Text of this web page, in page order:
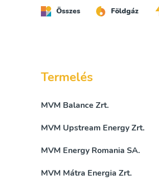
Összes Földgáz
Termelés
MVM Balance Zrt.
MVM Upstream Energy Zrt.
MVM Energy Romania SA.
MVM Mátra Energia Zrt.